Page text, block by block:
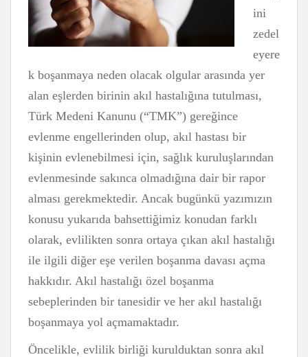
ini
zedel
eyere
k boşanmaya neden olacak olgular arasında yer
alan eşlerden birinin akıl hastalığına tutulması,
Türk Medeni Kanunu (“TMK”) gereğince
evlenme engellerinden olup, akıl hastası bir
kişinin evlenebilmesi için, sağlık kuruluşlarından
evlenmesinde sakınca olmadığına dair bir rapor
alması gerekmektedir. Ancak bugünkü yazımızın
konusu yukarıda bahsettiğimiz konudan farklı
olarak, evlilikten sonra ortaya çıkan akıl hastalığı
ile ilgili diğer eşe verilen boşanma davası açma
hakkıdır. Akıl hastalığı özel boşanma
sebeplerinden bir tanesidir ve her akıl hastalığı
boşanmaya yol açmamaktadır.
Öncelikle, evlilik birliği kurulduktan sonra akıl